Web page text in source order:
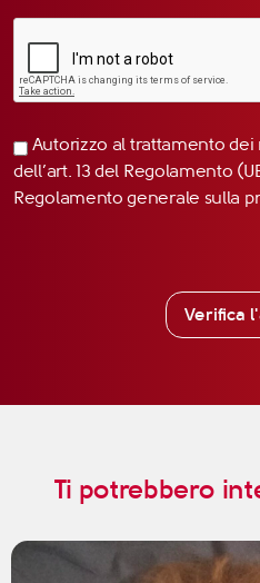
Autorizzo al trattamento dei
dell’art. 13 del Regolamento
Regolamento generale sulla
Verifica
Ti potrebbero